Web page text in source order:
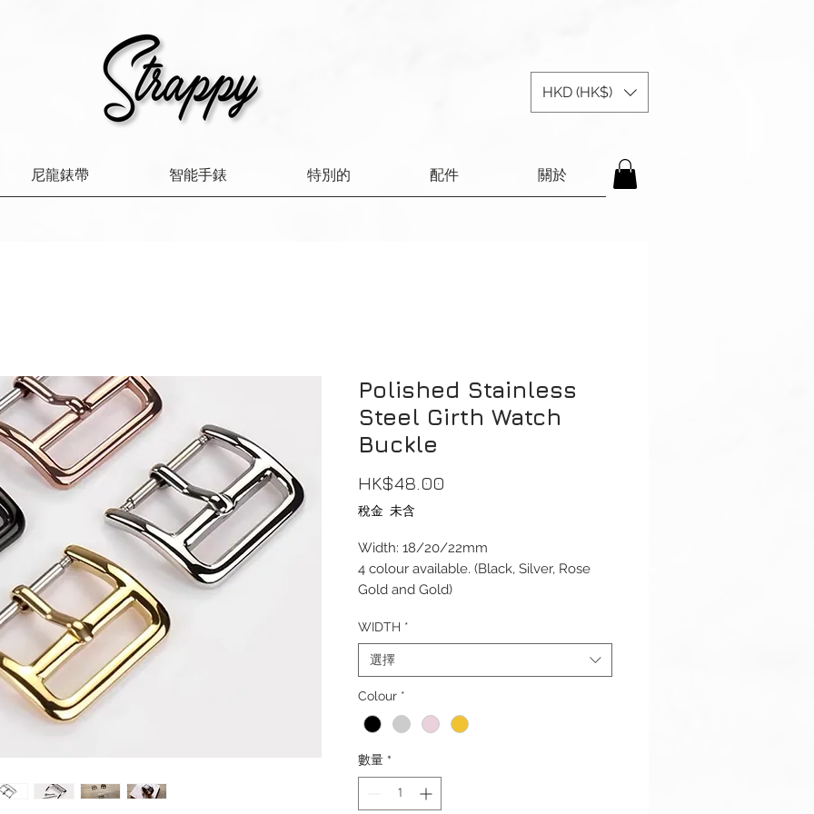
HKD (HK$)
尼龍錶帶 智能手錶 特別的 配件 關於
Polished Stainless
Steel Girth Watch
Buckle
HK$48.00
稅金 未含
Width: 18/20/22mm
4 colour available. (Black, Silver, Rose
Gold and Gold)
The buckle recalls those on the straps
of a horse girth, a nod to the equestrian
heritage.
Included: buckle, tongue, and spring bar
(strap not included).
If you are purchasing
Buckle Leather Strap
add only $20 for swap any colour of
WIDTH *
選擇
Colour *
數量 *